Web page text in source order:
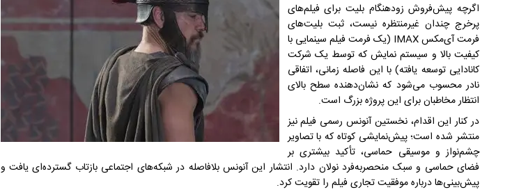
اگرچه پیش‌فروش زودهنگام بلیت برای فیلم‌های
پرخرج چندان غیرمنتظره نیست، ثبت بلیت‌های
فرمت آی‌مکس IMAX (یک فرمت فیلم سینمایی با
کیفیت بالا و سیستم نمایش که توسط یک شرکت
کانادایی توسعه یافته) با این فاصله زمانی، اتفاقی
نادر محسوب می‌شود که نشان‌دهنده سطح بالای
انتظار مخاطبان برای این پروژه بزرگ است.
در کنار این اقدام، نخستین آنونس رسمی فیلم نیز
منتشر شده است؛ پیش‌نمایشی کوتاه که با تصاویر
چشم‌نواز و موسیقی حماسی، تأکید بیشتری بر
فضای حماسی و سبک منحصربه‌فرد نولان دارد. انتشار این آنونس بلافاصله در شبکه‌های اجتماعی بازتاب گسترده‌ای یافت و
پیش‌بینی‌ها درباره موفقیت تجاری فیلم را تقویت کرد.